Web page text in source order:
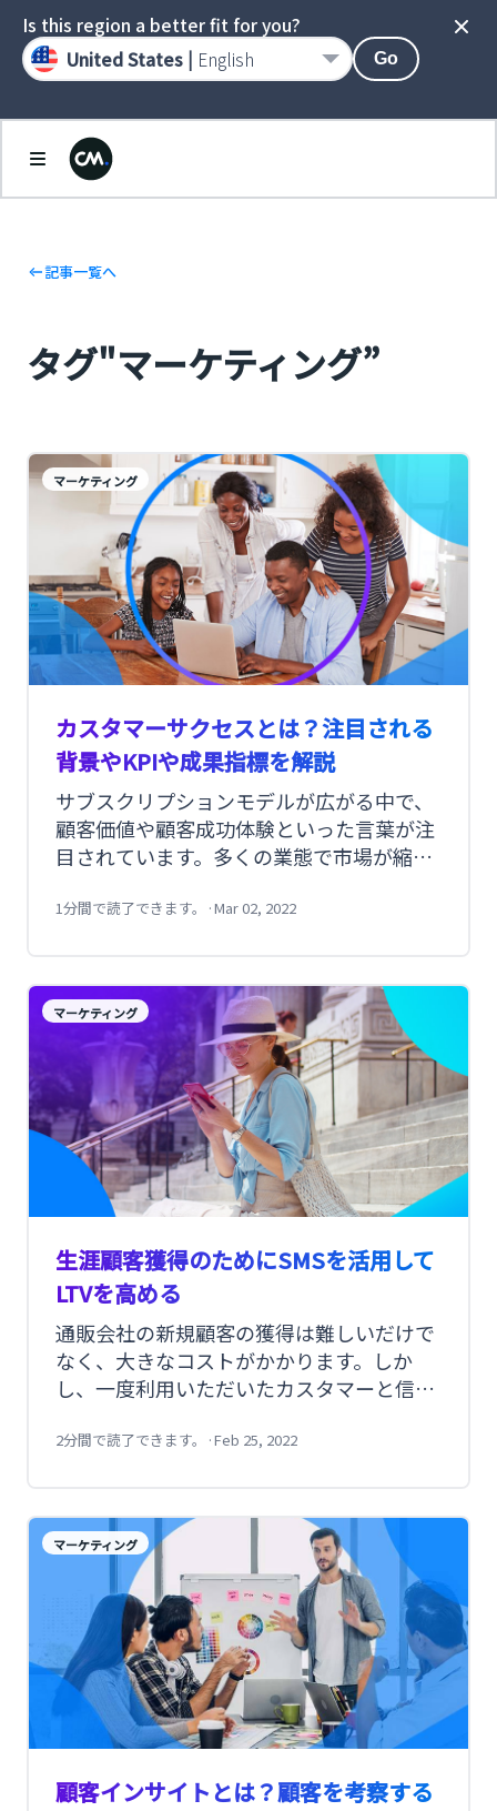
記事一覧へ
タグ"マーケティング”
マーケティング
カスタマーサクセスとは？注目される
背景やKPIや成果指標を解説
サブスクリプションモデルが広がる中で、
顧客価値や顧客成功体験といった言葉が注
目されています。多くの業態で市場が縮小
強固にし安定した収益基盤を作りたいと考
う概念です。
1分間で読了できます。 ·Mar 02, 2022
マーケティング
生涯顧客獲得のためにSMSを活用して
LTVを高める
通販会社の新規顧客の獲得は難しいだけで
なく、大きなコストがかかります。しか
し、一度利用いただいたカスタマーと信頼
げることができれば継続的な利益を生むこ
ついてご紹介します。
2分間で読了できます。 ·Feb 25, 2022
マーケティング
顧客インサイトとは？顧客を考察する
Is this region a better fit for you?
United States | English Go